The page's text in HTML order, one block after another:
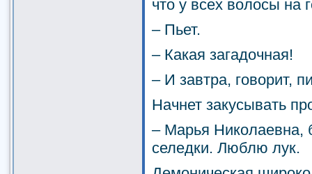
что у всех волосы на
– Пьет.
– Какая загадочная!
– И завтра, говорит,
Начнет закусывать
– Марья Николаевна,
селедки. Люблю лук.